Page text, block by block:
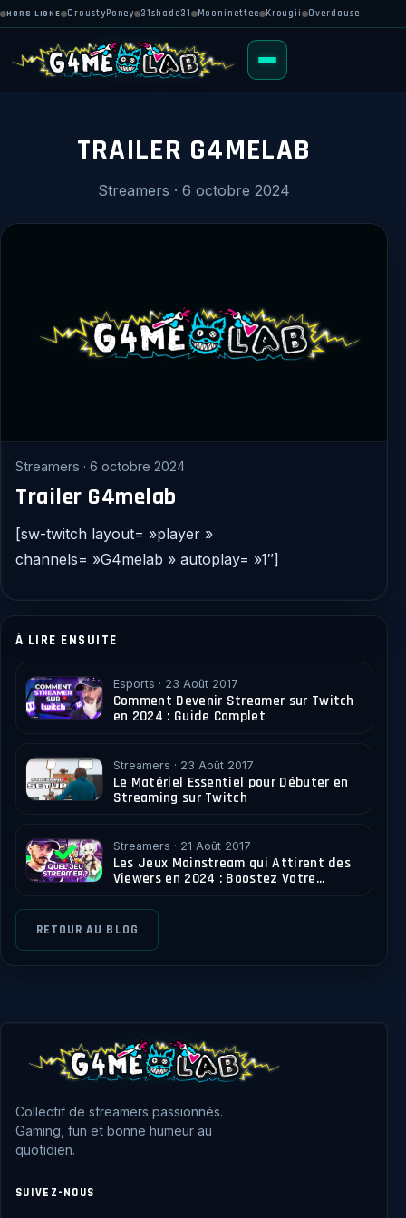
HORS LIGNE CroustyPoney 31shade31 Mooninettee Krougii Overdause
TRAILER G4MELAB
Streamers · 6 octobre 2024
Streamers · 6 octobre 2024
Trailer G4melab
[sw-twitch layout= »player »
channels= »G4melab » autoplay= »1″]
À LIRE ENSUITE
Esports · 23 Août 2017
Comment Devenir Streamer sur Twitch
en 2024 : Guide Complet
Streamers · 23 Août 2017
Le Matériel Essentiel pour Débuter en
Streaming sur Twitch
Streamers · 21 Août 2017
Les Jeux Mainstream qui Attirent des
Viewers en 2024 : Boostez Votre
RETOUR AU BLOG
Collectif de streamers passionnés.
Gaming, fun et bonne humeur au
quotidien.
SUIVEZ-NOUS